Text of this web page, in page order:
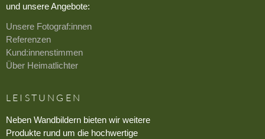
und unsere Angebote:
Unsere Fotograf:innen
Referenzen
Kund:innenstimmen
Über Heimatlichter
LEISTUNGEN
Neben Wandbildern bieten wir weitere
Produkte rund um die hochwertige